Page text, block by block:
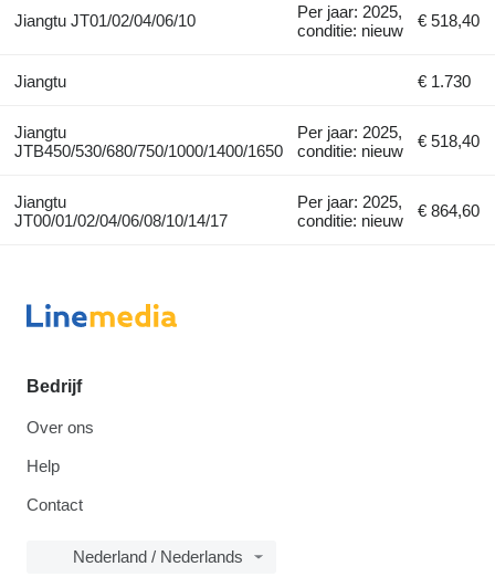
Jiangtu JT01/02/04/06/10
Per jaar: 2025,
conditie: nieuw
€ 518,40
Jiangtu € 1.730
Jiangtu
JTB450/530/680/750/1000/1400/1650
Per jaar: 2025,
conditie: nieuw
€ 518,40
Jiangtu
JT00/01/02/04/06/08/10/14/17
Per jaar: 2025,
conditie: nieuw
€ 864,60
Bedrijf
Over ons
Help
Contact
Nederland / Nederlands